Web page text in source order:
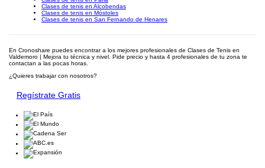
Clases de tenis en Alcobendas
Clases de tenis en Móstoles
Clases de tenis en San Fernando de Henares
En Cronoshare puedes encontrar a los mejores profesionales de Clases de Tenis en
Valdemoro | Mejora tu técnica y nivel. Pide precio y hasta 4 profesionales de tu zona te
contactan a las pocas horas.
¿Quieres trabajar con nosotros?
Regístrate Gratis